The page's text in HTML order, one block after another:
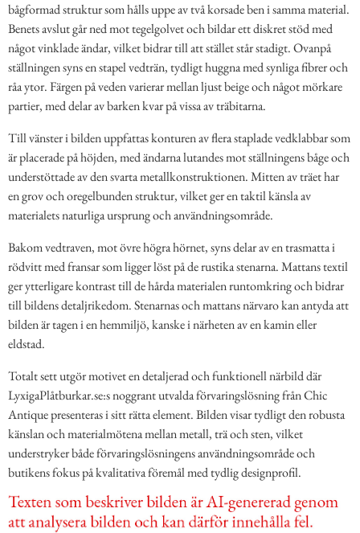
bågformad struktur som hålls uppe av två korsade ben i samma material.
Benets avslut går ned mot tegelgolvet och bildar ett diskret stöd med
något vinklade ändar, vilket bidrar till att stället står stadigt. Ovanpå
ställningen syns en stapel vedträn, tydligt huggna med synliga fibrer och
råa ytor. Färgen på veden varierar mellan ljust beige och något mörkare
partier, med delar av barken kvar på vissa av träbitarna.
Till vänster i bilden uppfattas konturen av flera staplade vedklabbar som
är placerade på höjden, med ändarna lutandes mot ställningens båge och
understöttade av den svarta metallkonstruktionen. Mitten av träet har
en grov och oregelbunden struktur, vilket ger en taktil känsla av
materialets naturliga ursprung och användningsområde.
Bakom vedtraven, mot övre högra hörnet, syns delar av en trasmatta i
rödvitt med fransar som ligger löst på de rustika stenarna. Mattans textil
ger ytterligare kontrast till de hårda materialen runtomkring och bidrar
till bildens detaljrikedom. Stenarnas och mattans närvaro kan antyda att
bilden är tagen i en hemmiljö, kanske i närheten av en kamin eller
eldstad.
Totalt sett utgör motivet en detaljerad och funktionell närbild där
LyxigaPlåtburkar.se:s noggrant utvalda förvaringslösning från Chic
Antique presenteras i sitt rätta element. Bilden visar tydligt den robusta
känslan och materialmötena mellan metall, trä och sten, vilket
understryker både förvaringslösningens användningsområde och
butikens fokus på kvalitativa föremål med tydlig designprofil.